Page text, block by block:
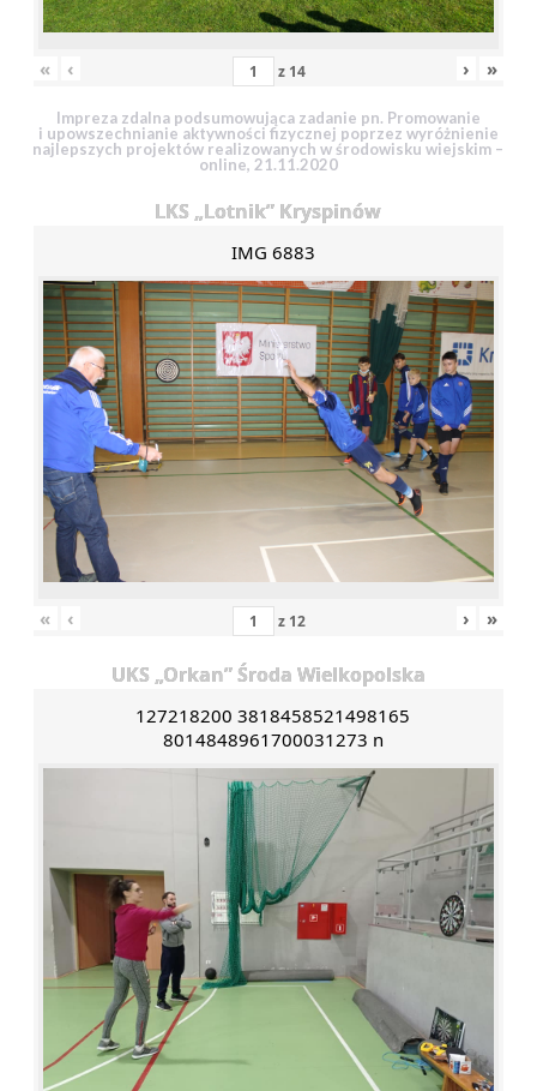
« ‹ z 14 › »
Impreza zdalna podsumowująca zadanie pn. Promowanie
i upowszechnianie aktywności fizycznej poprzez wyróżnienie
najlepszych projektów realizowanych w środowisku wiejskim –
online, 21.11.2020
LKS „Lotnik” Kryspinów
IMG 6883
« ‹ z 12 › »
UKS „Orkan” Środa Wielkopolska
127218200 3818458521498165
8014848961700031273 n